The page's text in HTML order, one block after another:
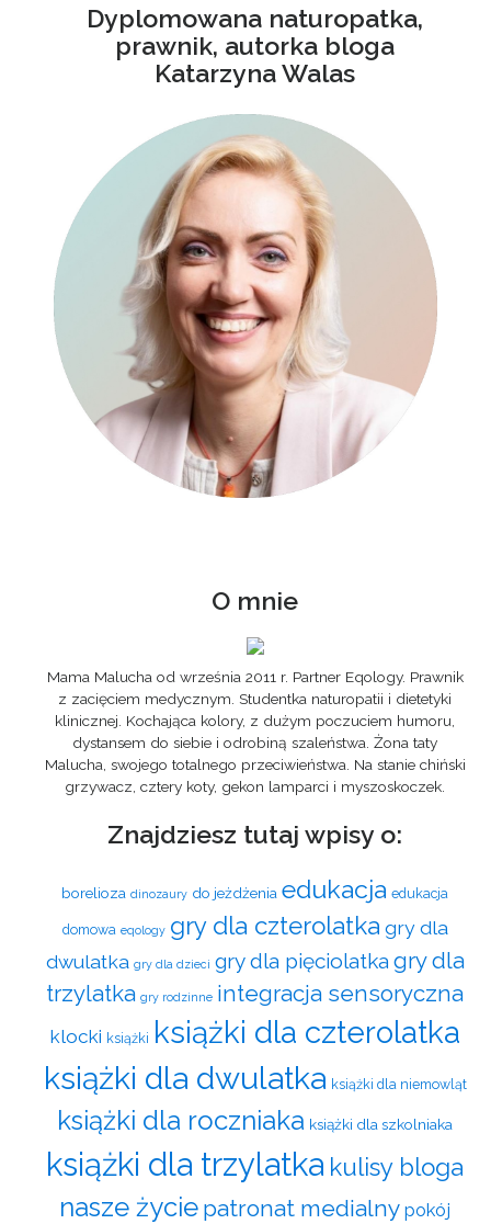
wpisachDyplomowana naturopatka,
prawnik, autorka bloga
Katarzyna Walas
O mnie
Mama Malucha od września 2011 r. Partner Eqology. Prawnik
z zacięciem medycznym. Studentka naturopatii i dietetyki
klinicznej. Kochająca kolory, z dużym poczuciem humoru,
dystansem do siebie i odrobiną szaleństwa. Żona taty
Malucha, swojego totalnego przeciwieństwa. Na stanie chiński
grzywacz, cztery koty, gekon lamparci i myszoskoczek.
Znajdziesz tutaj wpisy o:
borelioza dinozaury do jeżdżenia edukacja edukacja
domowa eqology gry dla czterolatka gry dla
dwulatka gry dla dzieci gry dla pięciolatka gry dla
trzylatka gry rodzinne integracja sensoryczna
klocki książki książki dla czterolatka
książki dla dwulatka książki dla niemowląt
książki dla roczniaka książki dla szkolniaka
książki dla trzylatka kulisy bloga
nasze życie patronat medialny pokój